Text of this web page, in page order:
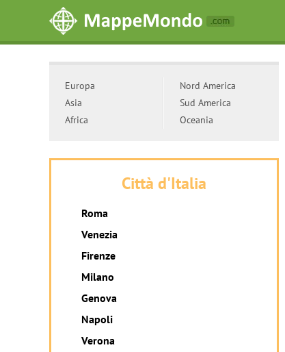
Europa
Asia
Africa
Nord America
Sud America
Oceania
Città d'Italia
Roma
Venezia
Firenze
Milano
Genova
Napoli
Verona